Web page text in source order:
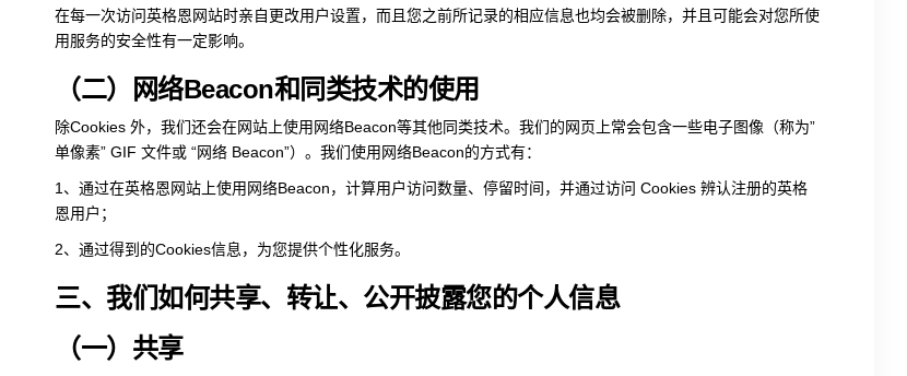
在每一次访问英格恩网站时亲自更改用户设置，而且您之前所记录的相应信息也均会被删除，并且可能会对您所使
用服务的安全性有一定影响。
（二）网络Beacon和同类技术的使用
除Cookies 外，我们还会在网站上使用网络Beacon等其他同类技术。我们的网页上常会包含一些电子图像（称为”
单像素” GIF 文件或 “网络 Beacon”）。我们使用网络Beacon的方式有：
1、通过在英格恩网站上使用网络Beacon，计算用户访问数量、停留时间，并通过访问 Cookies 辨认注册的英格
恩用户；
2、通过得到的Cookies信息，为您提供个性化服务。
三、我们如何共享、转让、公开披露您的个人信息
（一）共享